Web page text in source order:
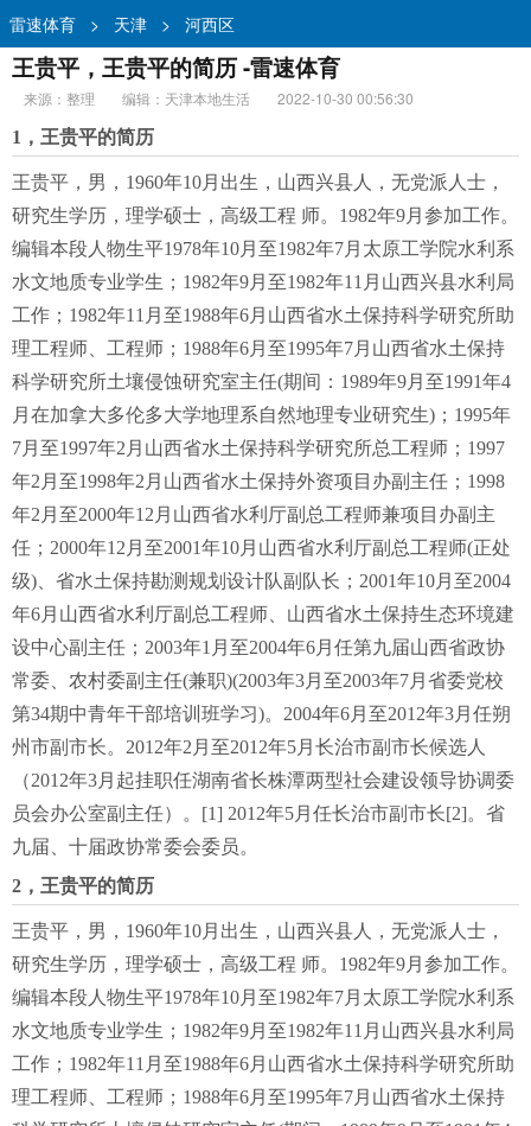
雷速体育 > 天津 > 河西区
王贵平，王贵平的简历 -雷速体育
来源：整理 编辑：天津本地生活
2022-10-30 00:56:30
1，王贵平的简历
王贵平，男，1960年10月出生，山西兴县人，无党派人士，
研究生学历，理学硕士，高级工程 师。1982年9月参加工作。
编辑本段人物生平1978年10月至1982年7月太原工学院水利系
水文地质专业学生；1982年9月至1982年11月山西兴县水利局
工作；1982年11月至1988年6月山西省水土保持科学研究所助
理工程师、工程师；1988年6月至1995年7月山西省水土保持
科学研究所土壤侵蚀研究室主任(期间：1989年9月至1991年4
月在加拿大多伦多大学地理系自然地理专业研究生)；1995年
7月至1997年2月山西省水土保持科学研究所总工程师；1997
年2月至1998年2月山西省水土保持外资项目办副主任；1998
年2月至2000年12月山西省水利厅副总工程师兼项目办副主
任；2000年12月至2001年10月山西省水利厅副总工程师(正处
级)、省水土保持勘测规划设计队副队长；2001年10月至2004
年6月山西省水利厅副总工程师、山西省水土保持生态环境建
设中心副主任；2003年1月至2004年6月任第九届山西省政协
常委、农村委副主任(兼职)(2003年3月至2003年7月省委党校
第34期中青年干部培训班学习)。2004年6月至2012年3月任朔
州市副市长。2012年2月至2012年5月长治市副市长候选人
（2012年3月起挂职任湖南省长株潭两型社会建设领导协调委
员会办公室副主任）。[1] 2012年5月任长治市副市长[2]。省
九届、十届政协常委会委员。
2，王贵平的简历
王贵平，男，1960年10月出生，山西兴县人，无党派人士，
研究生学历，理学硕士，高级工程 师。1982年9月参加工作。
编辑本段人物生平1978年10月至1982年7月太原工学院水利系
水文地质专业学生；1982年9月至1982年11月山西兴县水利局
工作；1982年11月至1988年6月山西省水土保持科学研究所助
理工程师、工程师；1988年6月至1995年7月山西省水土保持